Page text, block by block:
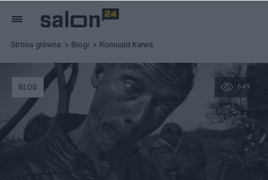
Strona główna Blogi Romuald Kałwa
649
BLOG